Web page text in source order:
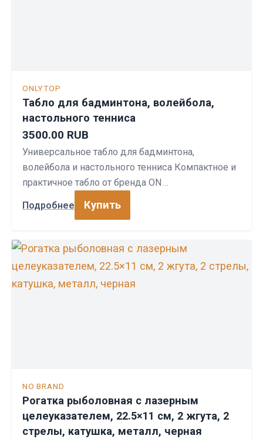
ONLYTOP
Табло для бадминтона, волейбола,
настольного тенниса
3500.00 RUB
Универсальное табло для бадминтона,
волейбола и настольного тенниса Компактное и
практичное табло от бренда ON…
Подробнее Купить
NO BRAND
Рогатка рыболовная с лазерным
целеуказателем, 22.5×11 см, 2 жгута, 2
стрелы, катушка, металл, черная